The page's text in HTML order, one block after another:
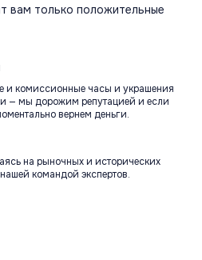
вам только положительные
и комиссионные часы и украшения
— мы дорожим репутацией и если
вернем деньги.
на рыночных и исторических
командой экспертов.